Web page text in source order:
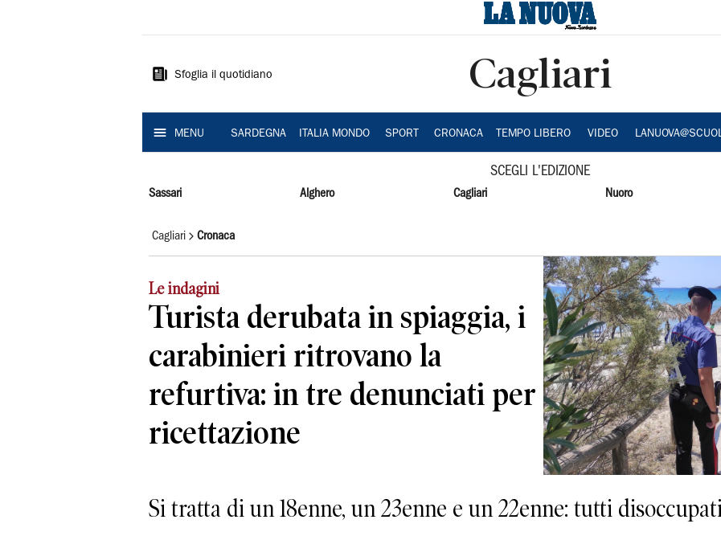
Sardegna
Sfoglia il quotidiano Cagliari
MENU SARDEGNA ITALIA MONDO SPORT CRONACA TEMPO LIBERO VIDEO
SCEGLI L'EDIZIONE
Sassari Alghero Cagliari Nuoro
Cagliari Cronaca
Le indagini
Turista derubata in spiaggia, i
carabinieri ritrovano la
refurtiva: in tre denunciati per
ricettazione
Si tratta di un 18enne, un 23enne e un 22enne: tutti disoccupati